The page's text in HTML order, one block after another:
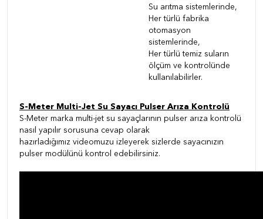
Su arıtma sistemlerinde,
Her türlü fabrika
otomasyon
sistemlerinde,
Her türlü temiz suların
ölçüm ve kontrolünde
kullanılabilirler.
S-Meter Multi-Jet Su Sayacı Pulser Arıza Kontrolü
S-Meter marka multi-jet su sayaçlarının pulser arıza kontrolü
nasıl yapılır sorusuna cevap olarak
hazırladığımız videomuzu izleyerek sizlerde sayacınızın
pulser modülünü kontrol edebilirsiniz.